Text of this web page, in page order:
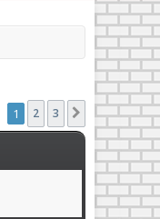
1 2 3 Suivant